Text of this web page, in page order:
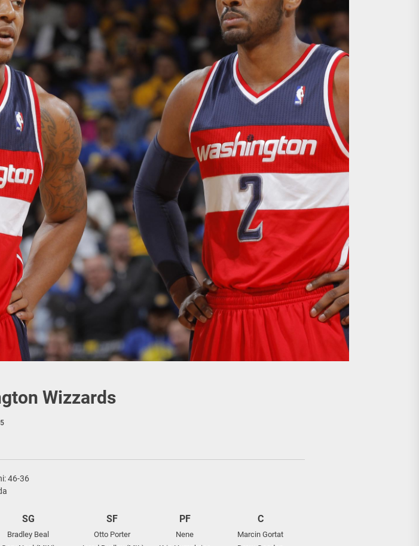
Wizzards
46-36
SG SF PF C
Bradley Beal Otto Porter Nene
Marcin Gortat